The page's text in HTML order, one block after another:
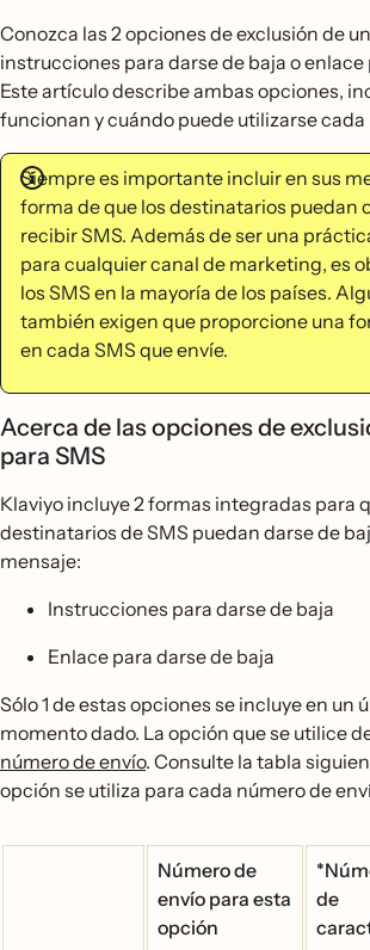
Conozca las 2 opciones de exclusión de
instrucciones para darse de baja o enlace
Este artículo describe ambas opciones,
funcionan y cuándo puede utilizarse cada
Siempre es importante incluir en sus
forma de que los destinatarios puedan
recibir SMS. Además de ser una
para cualquier canal de marketing, es
los SMS en la mayoría de los países.
también exigen que proporcione una
en cada SMS que envíe.
Acerca de las opciones de
para SMS
Klaviyo incluye 2 formas integradas para
destinatarios de SMS puedan darse de
mensaje:
Instrucciones para darse de baja
Enlace para darse de baja
Sólo 1 de estas opciones se incluye en un
momento dado. La opción que se utilice
número de envío. Consulte la tabla
opción se utiliza para cada número de
Número de
envío para esta
opción
de